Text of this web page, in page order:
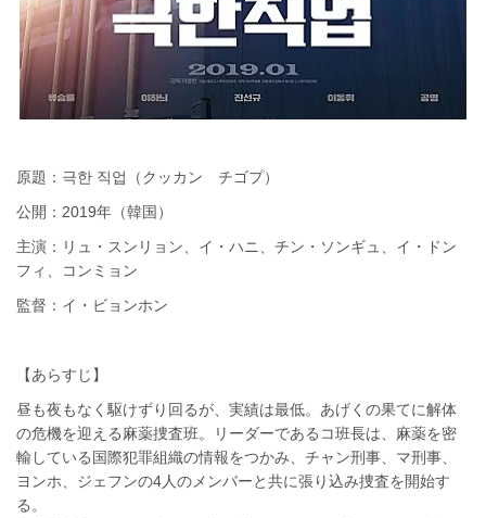
原題：극한 직업（クッカン チゴプ）
公開：2019年（韓国）
主演：リュ・スンリョン、イ・ハニ、チン・ソンギュ、イ・ドン
フィ、コンミョン
監督：イ・ビョンホン
【あらすじ】
昼も夜もなく駆けずり回るが、実績は最低。あげくの果てに解体
の危機を迎える麻薬捜査班。リーダーであるコ班長は、麻薬を密
輸している国際犯罪組織の情報をつかみ、チャン刑事、マ刑事、
ヨンホ、ジェフンの4人のメンバーと共に張り込み捜査を開始す
る。